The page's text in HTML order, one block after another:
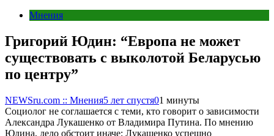
Мнения
Григорий Юдин: “Европа не может
существовать с выколотой Беларусью
по центру”
NEWSru.com :: Мнения5 лет спустя01 минуты
Социолог не соглашается с теми, кто говорит о зависимости
Александра Лукашенко от Владимира Путина. По мнению
Юдина, дело обстоит иначе: Лукашенко успешно